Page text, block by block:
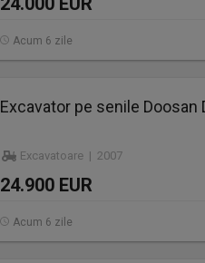
Acum 6 zile
Excavator pe senile Doosan
Excavatoare | 2007
24.900 EUR
Acum 6 zile